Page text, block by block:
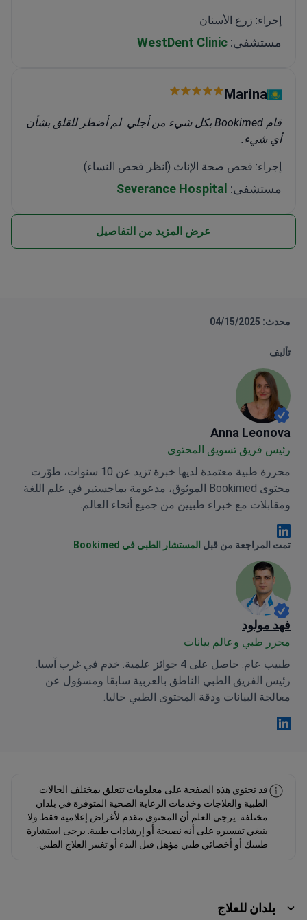
إجراء: زرع الأسنان
مستشفى: WestDent Clinic
Marina
قام Bookimed بكل شيء من أجلي. لم أضطر للقلق بشأن
أي شيء.
إجراء: فحص صحة الإناث (انظر فحص النساء)
مستشفى: Severance Hospital
عرض المزيد من التفاصيل
محدث: 04/15/2025
تأليف
Anna Leonova
Anna Leonova
رئيس فريق تسويق المحتوى
محررة طبية معتمدة لديها خبرة تزيد عن 10 سنوات، طوّرت
محتوى Bookimed الموثوق، مدعومة بماجستير في علم اللغة
ومقابلات مع خبراء طبيين من جميع أنحاء العالم.
Anna Leonova Linkedin
تمت المراجعة من قبل المستشار الطبي في Bookimed
فهد مولود
محرر طبي وعالم بيانات
طبيب عام. حاصل على 4 جوائز علمية. خدم في غرب آسيا.
رئيس الفريق الطبي الناطق بالعربية سابقا ومسؤول عن
معالجة البيانات ودقة المحتوى الطبي حاليا.
قد تحتوي هذه الصفحة على معلومات تتعلق بمختلف الحالات
الطبية والعلاجات وخدمات الرعاية الصحية المتوفرة في بلدان
مختلفة. يرجى العلم أن المحتوى مقدم لأغراض إعلامية فقط ولا
ينبغي تفسيره على أنه نصيحة أو إرشادات طبية. يرجى استشارة
طبيبك أو أخصائي طبي مؤهل قبل البدء أو تغيير العلاج الطبي.
بلدان للعلاج